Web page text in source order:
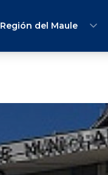
Región del Maule